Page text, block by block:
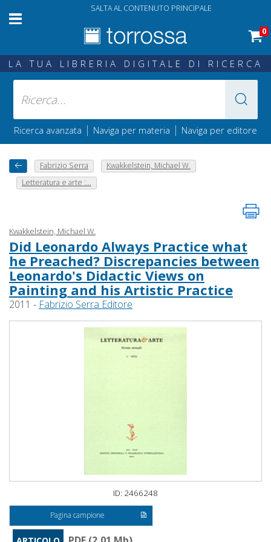
SALTA AL CONTENUTO PRINCIPALE
0
LA TUA LIBRERIA DIGITALE DI RICERCA
Ricerca avanzata | Naviga per materia | Naviga per editore
Fabrizio Serra
Kwakkelstein, Michael W.
Letteratura e arte :...
Kwakkelstein, Michael W.
Did Leonardo Always Practice what
he Preached? Discrepancies between
Leonardo's Didactic Views on
Painting and his Artistic Practice
2011 - Fabrizio Serra Editore
ID: 2466248
Pagina campione